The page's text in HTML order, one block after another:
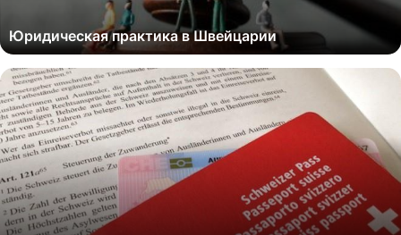
Юридическая практика в Швейцарии